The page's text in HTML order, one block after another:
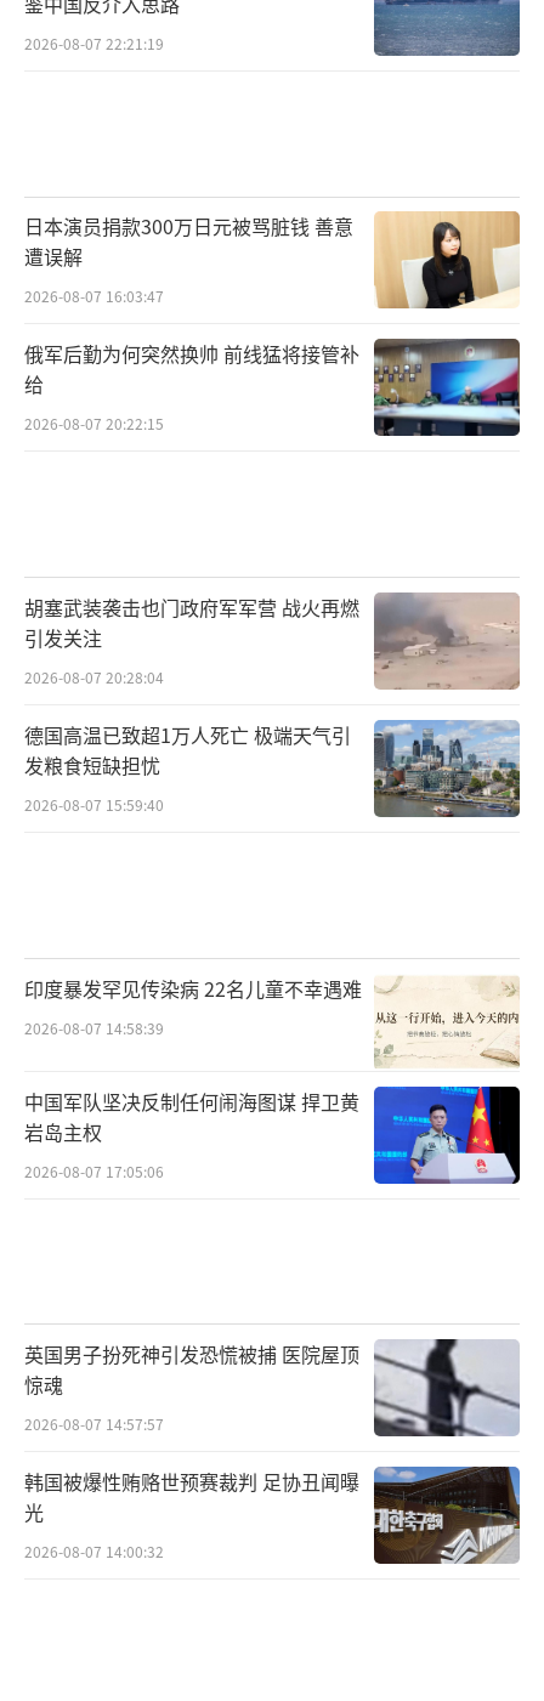
2026-08-07 22:21:19
日本演员捐款300万日元被骂脏钱 善意
遭误解
2026-08-07 16:03:47
俄军后勤为何突然换帅 前线猛将接管补
给
2026-08-07 20:22:15
胡塞武装袭击也门政府军军营 战火再燃
引发关注
2026-08-07 20:28:04
德国高温已致超1万人死亡 极端天气引
发粮食短缺担忧
2026-08-07 15:59:40
印度暴发罕见传染病 22名儿童不幸遇难
2026-08-07 14:58:39
中国军队坚决反制任何闹海图谋 捍卫黄
岩岛主权
2026-08-07 17:05:06
英国男子扮死神引发恐慌被捕 医院屋顶
惊魂
2026-08-07 14:57:57
韩国被爆性贿赂世预赛裁判 足协丑闻曝
光
2026-08-07 14:00:32